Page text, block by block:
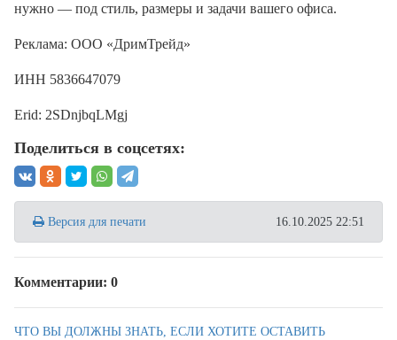
нужно — под стиль, размеры и задачи вашего офиса.
Реклама: ООО «ДримТрейд»
ИНН 5836647079
Erid: 2SDnjbqLMgj
Поделиться в соцсетях:
Версия для печати 16.10.2025 22:51
Комментарии: 0
ЧТО ВЫ ДОЛЖНЫ ЗНАТЬ, ЕСЛИ ХОТИТЕ ОСТАВИТЬ